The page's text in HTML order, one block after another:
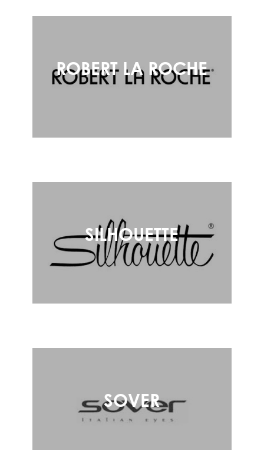
ROBERT LA ROCHE
SILHOUETTE
SOVER